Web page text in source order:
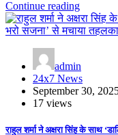
Continue reading
admin
24x7 News
September 30,
17 views
राहुल शर्मा ने अक्षरा सिंह के साथ